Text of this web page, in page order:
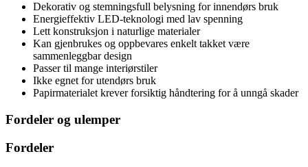
Dekorativ og stemningsfull belysning for innendørs bruk
Energieffektiv LED-teknologi med lav spenning
Lett konstruksjon i naturlige materialer
Kan gjenbrukes og oppbevares enkelt takket være
sammenleggbar design
Passer til mange interiørstiler
Ikke egnet for utendørs bruk
Papirmaterialet krever forsiktig håndtering for å unngå skader
Fordeler og ulemper
Fordeler